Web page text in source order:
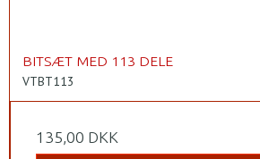
BITSÆT MED 113 DELE
VTBT113
135,00 DKK